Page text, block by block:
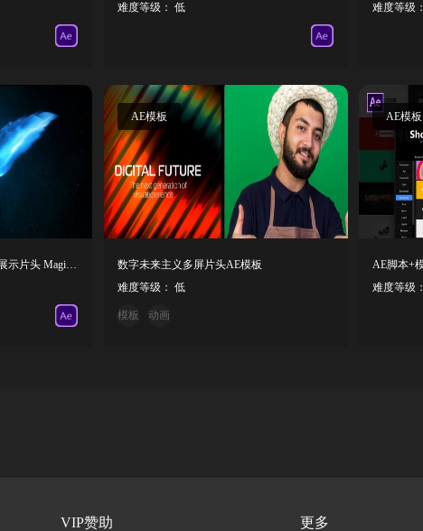
难度等级： 低
难度等级：
AE模板-粒子飞鸟LOGO标志展示片头 Magic Bird Logo
AE模板
数字未来主义多屏片头AE模板
难度等级： 低
模板 动画
AE模板
难度等级：
VIP赞助 更多